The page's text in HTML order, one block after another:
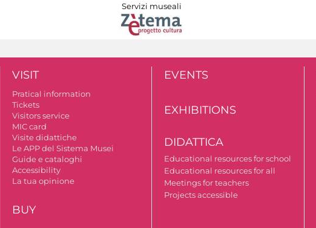
Servizi museali
VISIT
Pratical information
Tickets
Visitors service
MIC card
Visite didattiche
Le APP del Sistema Musei
Guide e cataloghi
Accessibility
La tua opinione
BUY
EVENTS
EXHIBITIONS
DIDATTICA
Educational resources for school
Educational resources for all
Meetings for teachers
Projects accessible